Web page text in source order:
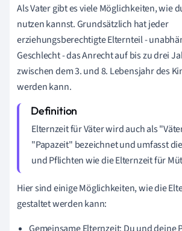
Als Vater gibt es viele Möglichkeiten, wie
nutzen kannst. Grundsätzlich hat jeder
erziehungsberechtigte Elternteil -
Geschlecht - das Anrecht auf bis zu drei
zwischen dem 3. und 8. Lebensjahr des
werden kann.
Elternzeit für Väter wird auch als
"Papazeit" bezeichnet und umfasst
und Pflichten wie die Elternzeit für
Hier sind einige Möglichkeiten, wie die
gestaltet werden kann:
Gemeinsame Elternzeit: Du und deine